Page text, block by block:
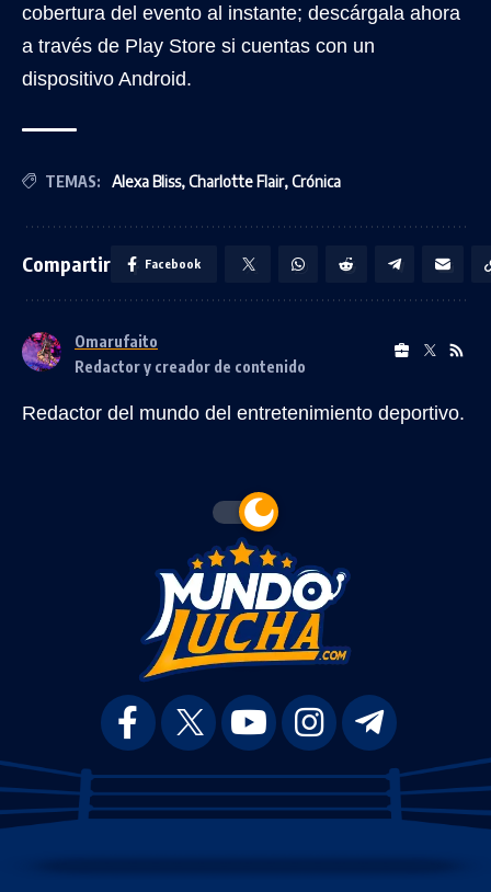
cobertura del evento al instante; descárgala ahora
a través de Play Store si cuentas con un
dispositivo Android.
TEMAS: Alexa Bliss,Charlotte Flair,Crónica
Compartir Facebook
Omarufaito
Redactor y creador de contenido
Redactor del mundo del entretenimiento deportivo.